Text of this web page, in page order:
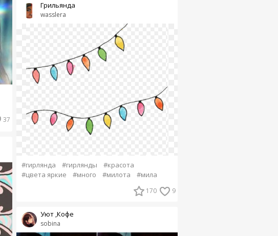
37
wasslera
Грильянда
#гирлянда #гирлянды
#красота
#цвета яркие
#много #милота #мила
170 9
sobina
Уют ,Кофе